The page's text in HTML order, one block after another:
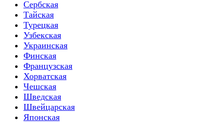
Сербская
Тайская
Турецкая
Узбекская
Украинская
Финская
Французская
Хорватская
Чешская
Шведская
Швейцарская
Японская